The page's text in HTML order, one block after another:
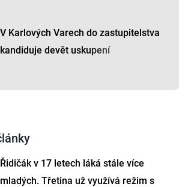
V Karlových Varech do zastupitelstva
kandiduje devět uskupení
Řidičák v 17 letech láká stále více
mladých. Třetina už využívá režim s